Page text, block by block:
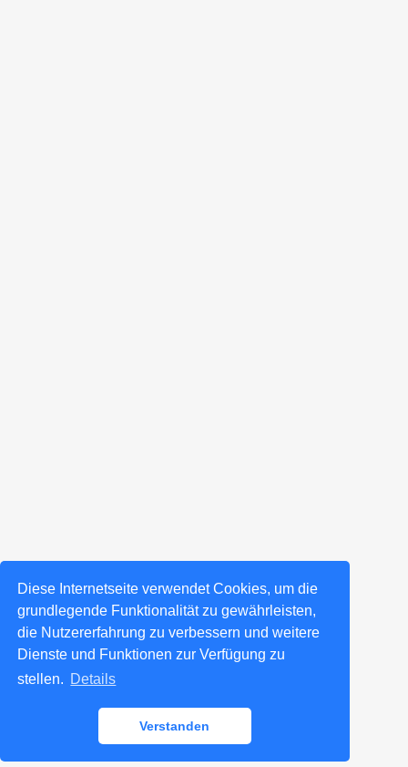
Diese Internetseite verwendet Cookies, um die
grundlegende Funktionalität zu gewährleisten,
die Nutzererfahrung zu verbessern und weitere
Dienste und Funktionen zur Verfügung zu
stellen. Details
Verstanden